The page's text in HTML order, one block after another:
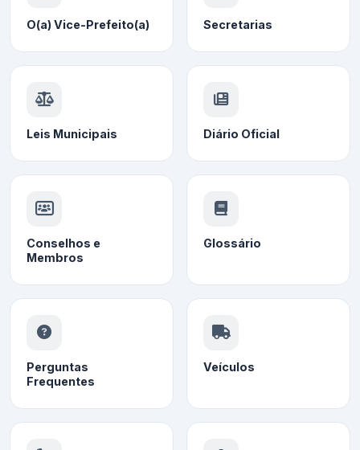
O(a) Vice-Prefeito(a) Secretarias
Leis Municipais Diário Oficial
Conselhos e
Membros
Glossário
Perguntas
Frequentes
Veículos